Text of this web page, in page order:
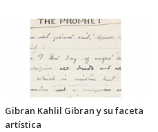
Gibran Kahlil Gibran y su faceta
artística